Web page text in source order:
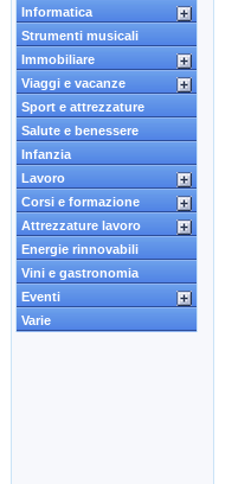
Informatica
Strumenti musicali
Immobiliare
Viaggi e vacanze
Sport e attrezzature
Salute e benessere
Infanzia
Lavoro
Corsi e formazione
Attrezzature lavoro
Energie rinnovabili
Vini e gastronomia
Eventi
Varie